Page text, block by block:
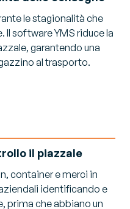
le stagionalità che
software YMS riduce la
garantendo una
al trasporto.
il piazzale
container e merci in
identificando e
prima che abbiano un